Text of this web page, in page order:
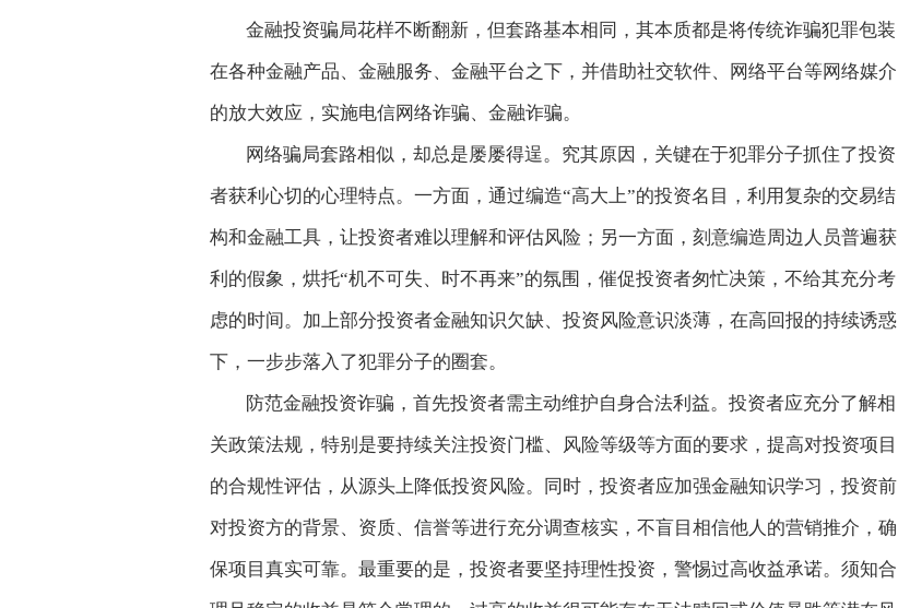
金融投资骗局花样不断翻新，但套路基本相同，其本质都是将传统诈骗犯罪包装
在各种金融产品、金融服务、金融平台之下，并借助社交软件、网络平台等网络媒介
的放大效应，实施电信网络诈骗、金融诈骗。
网络骗局套路相似，却总是屡屡得逞。究其原因，关键在于犯罪分子抓住了投资
者获利心切的心理特点。一方面，通过编造“高大上”的投资名目，利用复杂的交易结
构和金融工具，让投资者难以理解和评估风险；另一方面，刻意编造周边人员普遍获
利的假象，烘托“机不可失、时不再来”的氛围，催促投资者匆忙决策，不给其充分考
虑的时间。加上部分投资者金融知识欠缺、投资风险意识淡薄，在高回报的持续诱惑
下，一步步落入了犯罪分子的圈套。
防范金融投资诈骗，首先投资者需主动维护自身合法利益。投资者应充分了解相
关政策法规，特别是要持续关注投资门槛、风险等级等方面的要求，提高对投资项目
的合规性评估，从源头上降低投资风险。同时，投资者应加强金融知识学习，投资前
对投资方的背景、资质、信誉等进行充分调查核实，不盲目相信他人的营销推介，确
保项目真实可靠。最重要的是，投资者要坚持理性投资，警惕过高收益承诺。须知合